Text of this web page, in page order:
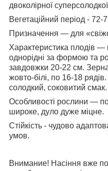
двоколірної
Вегетаційний період - 72-
Призначення — для
Характеристика плодів —
однорідні за формою та
завдовжки 20-22 см. Зерна
жовто-білі, по 16-18
солодкий, соковитий смак.
Особливості рослини —
широке, дуло дуже міцне.
Стійкість - чудово
умов.
Внимание! Насіння вже